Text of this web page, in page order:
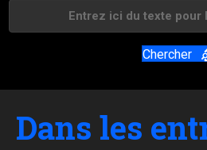
Chercher
Dans les